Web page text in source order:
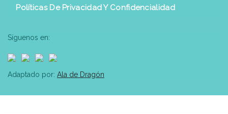
Políticas De Privacidad Y Confidencialidad
Síguenos en:
Adaptado por: Ala de Dragón